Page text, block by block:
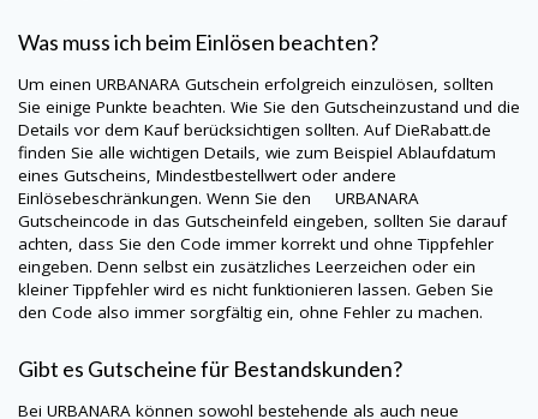
Was muss ich beim Einlösen beachten?
Um einen URBANARA Gutschein erfolgreich einzulösen, sollten
Sie einige Punkte beachten. Wie Sie den Gutscheinzustand und die
Details vor dem Kauf berücksichtigen sollten. AufDieRabatt.de
finden Sie alle wichtigen Details, wie zum Beispiel Ablaufdatum
eines Gutscheins, Mindestbestellwert oder andere
Einlösebeschränkungen. Wenn Sie den
URBANARA
Gutscheincode in das Gutscheinfeld eingeben, sollten Sie darauf
achten, dass Sie den Code immer korrekt und ohne Tippfehler
eingeben. Denn selbst ein zusätzliches Leerzeichen oder ein
kleiner Tippfehler wird es nicht funktionieren lassen. Geben Sie
den Code also immer sorgfältig ein, ohne Fehler zu machen.
Gibt es Gutscheine für Bestandskunden?
Bei URBANARA können sowohl bestehende als auch neue